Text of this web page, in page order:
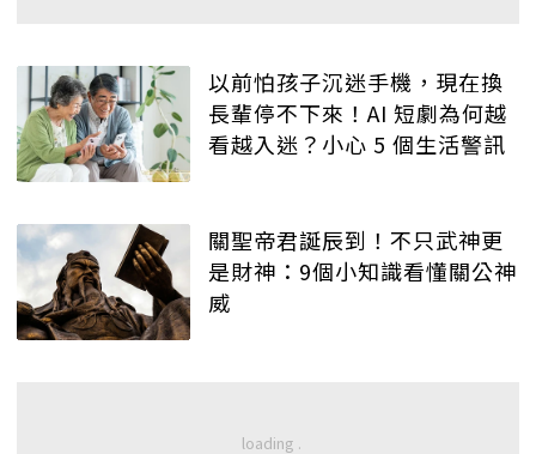
以前怕孩子沉迷手機，現在換
長輩停不下來！AI 短劇為何越
看越入迷？小心 5 個生活警訊
關聖帝君誕辰到！不只武神更
是財神：9個小知識看懂關公神
威